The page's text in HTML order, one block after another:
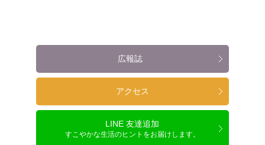
広報誌
アクセス
LINE 友達追加
すこやかな生活のヒントをお届けします。